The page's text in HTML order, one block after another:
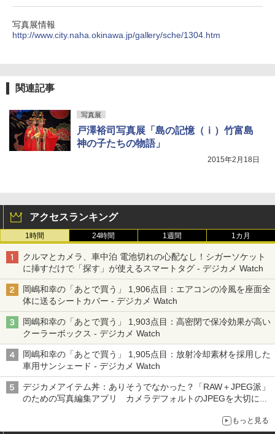
写真展情報
http://www.city.naha.okinawa.jp/gallery/sche/1304.htm
関連記事
写真展
戸澤裕司写真展「島の記憶（ⅰ）竹富島
神の子たちの物語」
2015年2月18日
アクセスランキング
1時間 24時間 1週間 1カ月
クルマとカメラ、車中泊 電池切れの心配なし！シガーソケット
に挿すだけで「探す」が使えるスマートタグ - デジカメ Watch
岡嶋和幸の「あとで買う」 1,906点目：エアコンの冷風を座面全
体に送るシートカバー - デジカメ Watch
岡嶋和幸の「あとで買う」 1,903点目：高密閉で保冷効果が高い
クーラーボックス - デジカメ Watch
岡嶋和幸の「あとで買う」 1,905点目：放射冷却素材を採用した
車用サンシェード - デジカメ Watch
デジカメアイテム丼：ありそうでなかった？「RAW＋JPEG派」
のための写真編集アプリ カメラデフォルトのJPEGを大切にす
もっと見る